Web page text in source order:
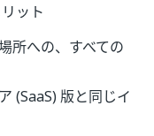
ット
所への、すべての
(SaaS) 版と同じイ